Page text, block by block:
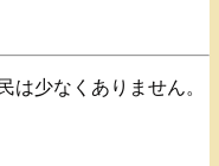
少なくありません。